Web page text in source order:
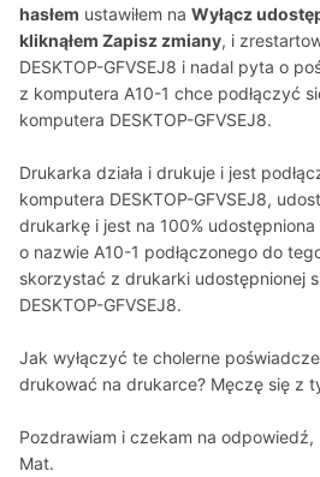
hasłem ustawiłem na Wyłącz
kliknąłem Zapisz zmiany, i
DESKTOP-GFVSEJ8 i nadal pyta o
z komputera A10-1 chce podłączyć
komputera DESKTOP-GFVSEJ8.
Drukarka działa i drukuje i jest
komputera DESKTOP-GFVSEJ8,
drukarkę i jest na 100%
o nazwie A10-1 podłączonego do
skorzystać z drukarki udostępnionej
DESKTOP-GFVSEJ8.
Jak wyłączyć te cholerne
drukować na drukarce? Męczę się z
Pozdrawiam i czekam na odpowiedź,
Mat.